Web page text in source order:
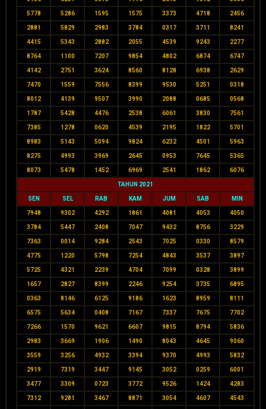
5778 5286 1595 1575 3373 4718 2456
2881 5829 2983 3784 0317 3711 8241
4415 5343 2882 2055 4539 9243 2277
8764 1100 7207 9854 4802 6874 6747
4142 2751 3624 8560 8128 6938 2629
7470 1559 7556 8399 9530 5251 0318
8012 4139 9507 3990 2088 0685 0568
1787 5428 4476 2538 6061 3830 7561
7385 1278 0620 4539 2195 1822 5701
8983 5143 5094 9824 6232 4501 5963
8275 4993 3969 2645 0953 7645 5365
8073 5478 1452 6969 2541 1862 6076
TAHUN 2021
SEN SEL RAB KAM JUM SAB MIN
7948 9302 4292 1861 4081 4053 4050
3784 5447 2408 7047 9432 8756 3229
7363 0014 9284 2543 7025 0330 8579
4775 1220 5798 7254 4843 3537 3897
5725 4321 2239 4704 7099 0328 3899
1657 2827 8399 2246 9254 3735 6895
0363 8146 6125 9186 1623 8959 8111
6575 5634 0408 7167 7337 7675 7702
7266 1570 9621 6607 9815 8794 5836
2983 3669 1906 1490 8043 4645 9060
3559 3256 4932 3394 9370 4993 5832
2919 7319 3447 9145 3052 0259 6001
3477 3309 0723 3772 9526 1424 4283
7312 9281 3467 8871 3054 4607 4543